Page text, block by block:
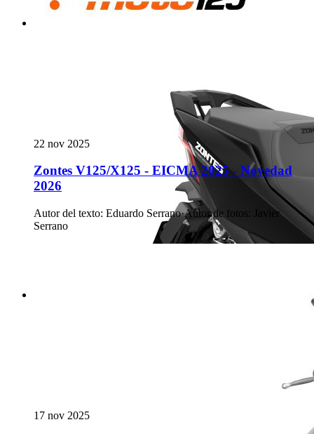
22 nov 2025
Zontes V125/X125 - EICMA 2025 - Novedad
2026
Autor del texto: Eduardo Serrano·Autor de fotos
Javier
Serrano
17 nov 2025